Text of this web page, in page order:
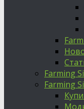
Farming
Farming